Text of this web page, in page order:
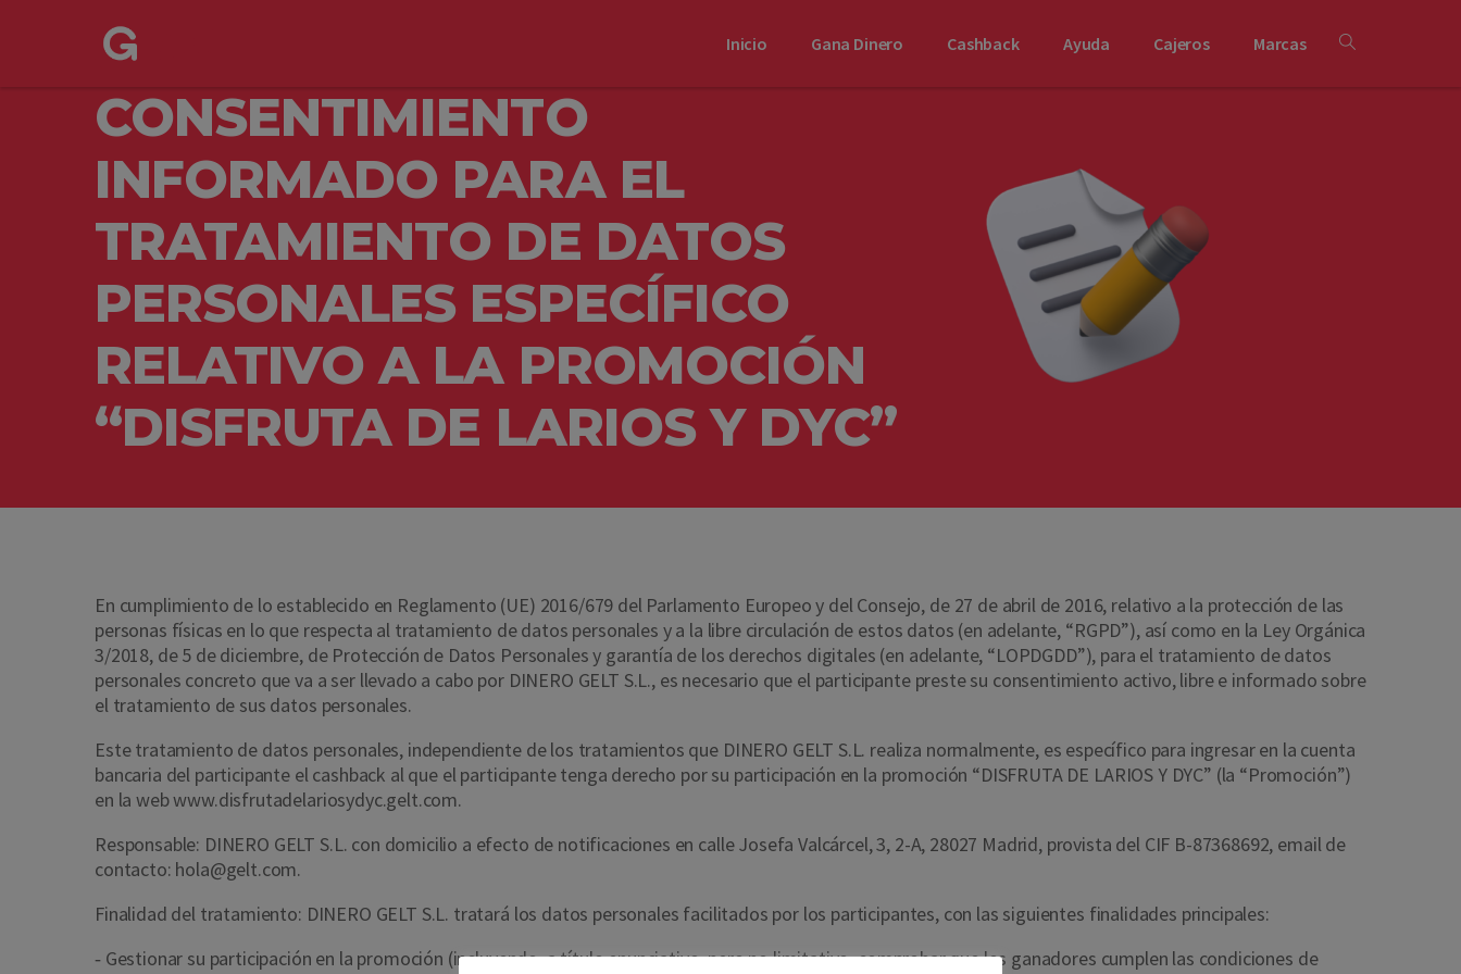
Inicio Gana Dinero Cashback Ayuda Cajeros Marcas
CONSENTIMIENTO
INFORMADO PARA EL
TRATAMIENTO DE DATOS
PERSONALES ESPECÍFICO
RELATIVO A LA PROMOCIÓN
“DISFRUTA DE LARIOS Y DYC”
En cumplimiento de lo establecido en Reglamento (UE) 2016/679 del Parlamento Europeo y del Consejo, de 27 de abril de 2016, relativo a la protección de las
personas físicas en lo que respecta al tratamiento de datos personales y a la libre circulación de estos datos (en adelante, “RGPD”), así como en la Ley Orgánica
3/2018, de 5 de diciembre, de Protección de Datos Personales y garantía de los derechos digitales (en adelante, “LOPDGDD”), para el tratamiento de datos
personales concreto que va a ser llevado a cabo por DINERO GELT S.L., es necesario que el participante preste su consentimiento activo, libre e informado sobre
el tratamiento de sus datos personales.
Este tratamiento de datos personales, independiente de los tratamientos que DINERO GELT S.L. realiza normalmente, es específico para ingresar en la cuenta
bancaria del participante el cashback al que el participante tenga derecho por su participación en la promoción “DISFRUTA DE LARIOS Y DYC” (la “Promoción”)
en la web www.disfrutadelariosydyc.gelt.com.
Responsable: DINERO GELT S.L. con domicilio a efecto de notificaciones en calle Josefa Valcárcel, 3, 2-A, 28027 Madrid, provista del CIF B-87368692, email de
contacto: hola@gelt.com.
Finalidad del tratamiento: DINERO GELT S.L. tratará los datos personales facilitados por los participantes, con las siguientes finalidades principales:
‐ Gestionar su participación en la promoción (incluyendo, a título enunciativo, pero no limitativo, comprobar que los ganadores cumplen las condiciones de